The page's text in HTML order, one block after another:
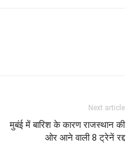
Next article
मुबंई में बारिश के कारण राजस्थान की
ओर आने वाली 8 ट्रेनें रद्द